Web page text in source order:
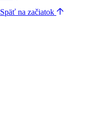
Späť na začiatok